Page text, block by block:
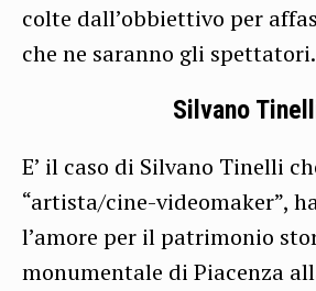
colte dall’obbiettivo per
che ne saranno gli spettatori.
Silvano
E’ il caso di Silvano Tinelli
“artista/cine-videomaker”,
l’amore per il patrimonio
monumentale di Piacenza